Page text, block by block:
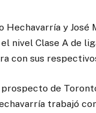
Hechavarría y
nivel Clase A de
con sus
de
trabajó